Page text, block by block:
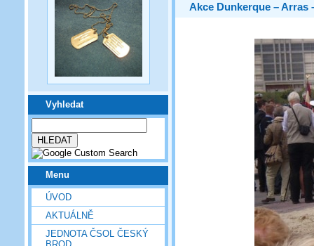
Vyhledat
Menu
ÚVOD
AKTUÁLNĚ
JEDNOTA ČSOL ČESKÝ
Akce Dunkerque – Arras